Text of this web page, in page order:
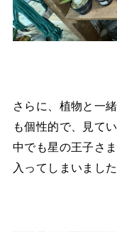
さらに、植物と一
も個性的で、見て
中でも星の王子さ
入ってしまいました